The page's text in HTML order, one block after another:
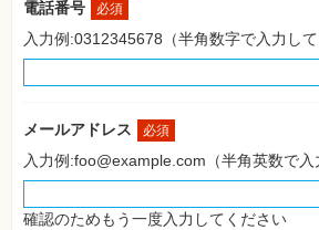
ビ
ジ
ネ
ス・
み
メ
ラ・
真
電話番号 必須
入力例:0312345678（半角数字で入力して
メールアドレス 必須
入力例:foo@example.com（半角英数で入
確認のためもう一度入力してください